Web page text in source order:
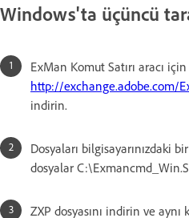
Windows'ta üçüncü
ExMan Komut Satırı aracı için
http://exchange.adobe.com/
indirin.
Dosyaları bilgisayarınızdaki
dosyalar
ZXP dosyasını indirin ve